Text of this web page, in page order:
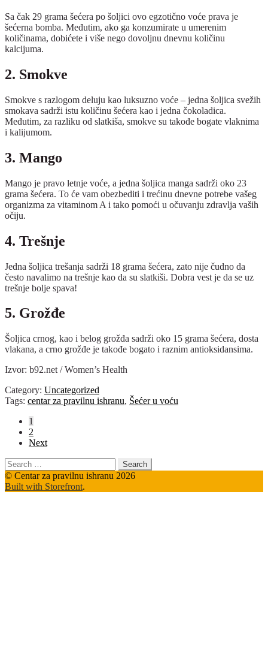
Sa čak 29 grama šećera po šoljici ovo egzotično voće prava je
šećerna bomba. Međutim, ako ga konzumirate u umerenim
količinama, dobićete i više nego dovoljnu dnevnu količinu
kalcijuma.
2. Smokve
Smokve s razlogom deluju kao luksuzno voće – jedna šoljica svežih
smokava sadrži istu količinu šećera kao i jedna čokoladica.
Međutim, za razliku od slatkiša, smokve su takođe bogate vlaknima
i kalijumom.
3. Mango
Mango je pravo letnje voće, a jedna šoljica manga sadrži oko 23
grama šećera. To će vam obezbediti i trećinu dnevne potrebe vašeg
organizma za vitaminom A i tako pomoći u očuvanju zdravlja vaših
očiju.
4. Trešnje
Jedna šoljica trešanja sadrži 18 grama šećera, zato nije čudno da
često navalimo na trešnje kao da su slatkiši. Dobra vest je da se uz
trešnje bolje spava!
5. Grožđe
Šoljica crnog, kao i belog grožđa sadrži oko 15 grama šećera, dosta
vlakana, a crno grožđe je takođe bogato i raznim antioksidansima.
Izvor: b92.net / Women’s Health
Category: Uncategorized
Tags: centar za pravilnu ishranu, Šećer u voću
Posts
pagination
1
2
Next
Search
for:
© Centar za pravilnu ishranu 2026
Built with Storefront.